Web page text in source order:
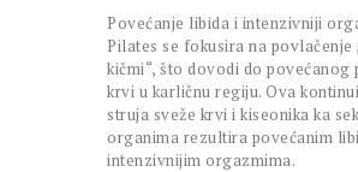
Povećanje libida i intenzivniji
Pilates se fokusira na povlačenje
kičmi“, što dovodi do povećanog
krvi u karličnu regiju. Ova
struja sveže krvi i kiseonika ka
organima rezultira povećanim
intenzivnijim orgazmima.